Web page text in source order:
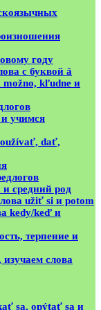
году
с буквой ä
možno, kľudne и
учимся
dať,
средний род
užiť si и potom
kedy/keď и
терпение и
слова
sa, opýtať sa и